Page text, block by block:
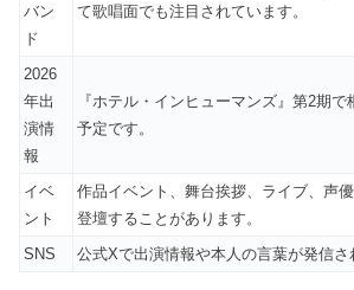
バン
ド
て歌唱面でも注目されています。
2026
年出
演情
報
『ホテル・インヒューマンズ』第2期
予定です。
イベ
ント
作品イベント、舞台挨拶、ライブ、声
登壇することがあります。
SNS
公式Xで出演情報や本人の言葉が発信さ